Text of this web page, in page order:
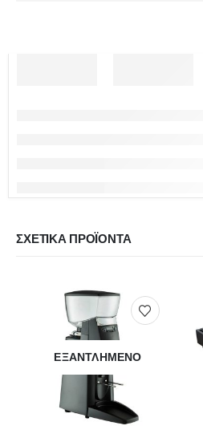
ΣΧΕΤΙΚΆ ΠΡΟΪΌΝΤΑ
ΕΞΑΝΤΛΗΜΈΝΟ